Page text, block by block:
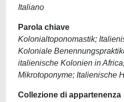
Italiano
Parola chiave
Kolonialtoponomastik;
Koloniale
italienische Kolonien in
Mikrotoponyme; Italienische
Collezione di appartenenza